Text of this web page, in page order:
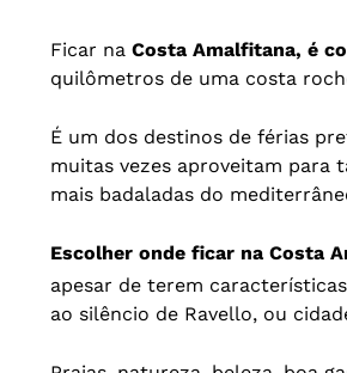
Ficar na Costa Amalfitana, é
quilômetros de uma costa
É um dos destinos de férias
muitas vezes aproveitam para
mais badaladas do
Escolher onde ficar na Costa
apesar de terem
ao silêncio de Ravello, ou